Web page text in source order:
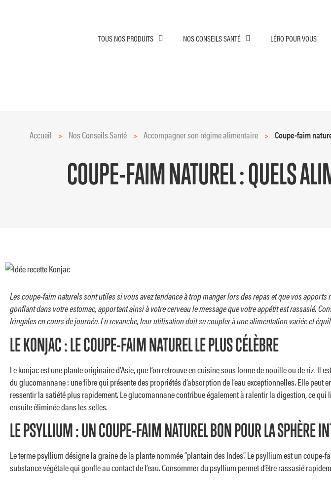
TOUS NOS PRODUITS
VOIR TOUS NOS PRODUITS
NOS CONSEILS SANTÉ
LIRE LA SUITE
LÉRO POUR VOUS
Accueil > Nos Conseils Santé > Accompagner son régime alimentaire > Coupe-faim
COUPE-FAIM NATUREL : QUELS
Les coupe-faim naturels sont utiles si vous avez tendance à trop manger lors des repas et que vos
gonflant dans votre estomac, apportant ainsi à votre cerveau le message que votre appétit est rassasié.
fringales en cours de journée. En revanche, leur utilisation doit se coupler à une alimentation variée et
LE KONJAC : LE COUPE-FAIM NATUREL LE PLUS CÉLÈBRE
Le konjac est une plante originaire d’Asie, que l’on retrouve en cuisine sous forme de nouille ou de riz. Il
du glucomannane : une fibre qui présente des propriétés d’absorption de l’eau exceptionnelles. Elle
ressentir la satiété plus rapidement. Le glucomannane contribue également à ralentir la digestion, ce
ensuite éliminée dans les selles.
LE PSYLLIUM : UN COUPE-FAIM NATUREL BON POUR LA SPHÈRE
Le terme psyllium désigne la graine de la plante nommée “plantain des Indes”. Le psyllium est un
substance végétale qui gonfle au contact de l’eau. Consommer du psyllium permet d’être rassasié